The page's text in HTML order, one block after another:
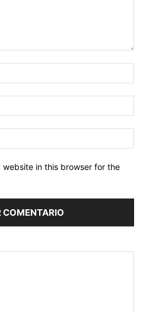
website in this browser for the